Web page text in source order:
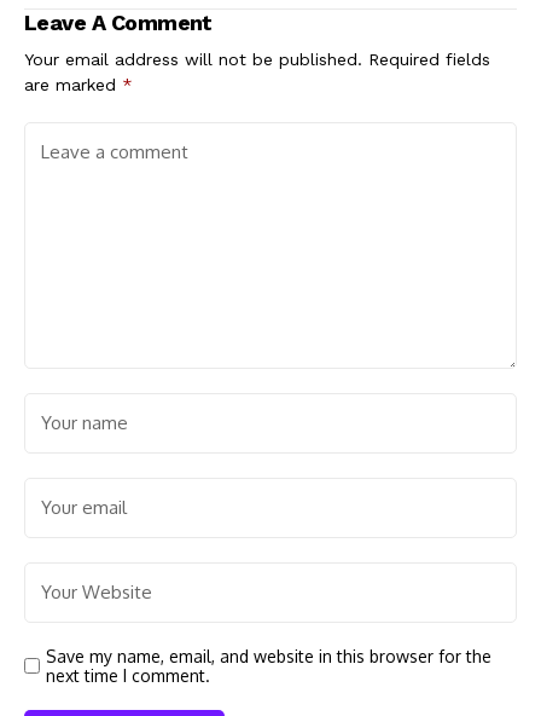
Leave A Comment
Your email address will not be published. Required fields
are marked *
Save my name, email, and website in this browser for the
next time I comment.